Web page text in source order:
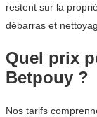
restent sur la
débarras et
Quel prix
Betpouy ?
Nos tarifs